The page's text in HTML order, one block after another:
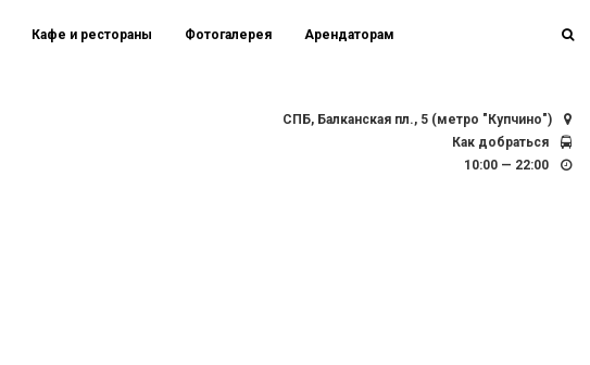
Кафе и рестораны Фотогалерея Арендаторам
СПБ, Балканская пл., 5 (метро "Купчино")
Как добраться
10:00 — 22:00